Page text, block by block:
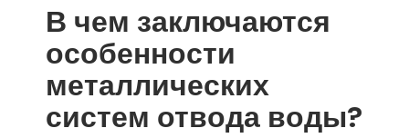
В чем заключаются
особенности
металлических
систем отвода воды?